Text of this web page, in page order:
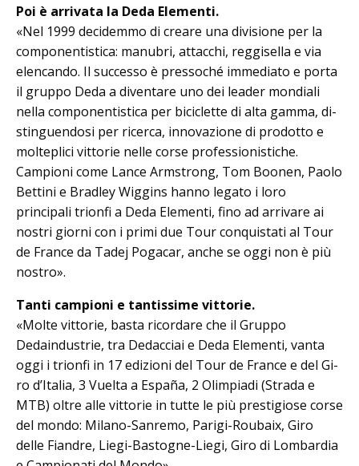
Poi è arrivata la Deda Elementi.
«Nel 1999 decidemmo di creare una divisione per la
componentistica: ma­nubri, attacchi, reggisella e via
elencando. Il successo è pressoché immediato e porta
il gruppo Deda a diventare uno dei leader mondiali
nella componentistica per biciclette di alta gamma, di­
stinguendosi per ricerca, innovazione di prodotto e
molteplici vittorie nelle corse professionistiche.
Campioni co­me Lance Armstrong, Tom Boonen, Paolo
Bettini e Bradley Wiggins hanno legato i loro
principali trionfi a Deda Elementi, fino ad arrivare ai
nostri giorni con i primi due Tour conquistati al Tour
de France da Tadej Pogacar, anche se oggi non è più
nostro».
Tanti campioni e tantissime vittorie.
«Molte vittorie, basta ricordare che il Gruppo
Dedaindustrie, tra Dedacciai e Deda Elementi, vanta
oggi i trionfi in 17 edizioni del Tour de France e del Gi­
ro d’Italia, 3 Vuelta a España, 2 Olim­piadi (Strada e
MTB) oltre alle vittorie in tutte le più prestigiose corse
del mondo: Milano-Sanremo, Parigi-Roubaix, Giro
delle Fiandre, Liegi-Bastogne-Liegi, Giro di Lombardia